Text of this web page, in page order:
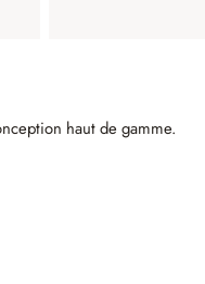
haut de gamme.